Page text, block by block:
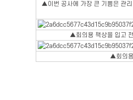
▲이번 공사에 가장 큰 기쁨은 관
▲회의용 책상을 입고
▲회의